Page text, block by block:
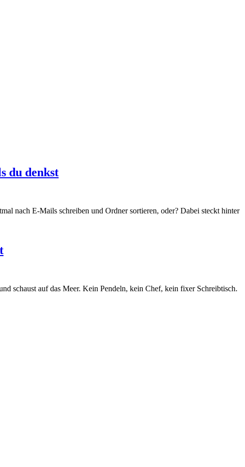
du denkst
nach E-Mails schreiben und Ordner sortieren, oder? Dabei steckt hinter
schaust auf das Meer. Kein Pendeln, kein Chef, kein fixer Schreibtisch.